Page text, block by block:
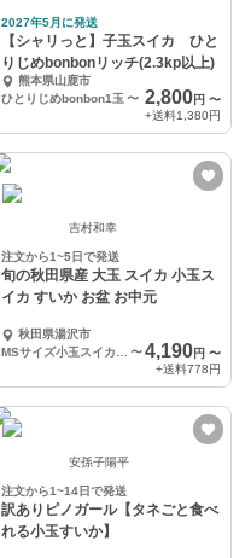
2027年5月に発送
【シャリっと】子玉スイカ ひと
りじめbonbonリッチ(2.3kp以上)
熊本県山鹿市
ひとりじめbonbon1玉 〜 2,800円 〜
+送料1,380円
吉村和幸
注文から1~5日で発送
旬の秋田県産 大玉 スイカ 小玉ス
イカ すいか お盆 お中元
秋田県湯沢市
〜4,190円 〜
+送料778円
安孫子陽平
注文から1~14日で発送
訳ありピノガール【タネごと食べ
れる小玉すいか】